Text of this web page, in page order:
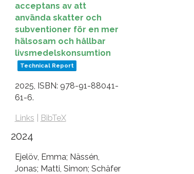
acceptans av att
använda skatter och
subventioner för en mer
hälsosam och hållbar
livsmedelskonsumtion
Technical Report
2025 ISBN: 978-91-88041-
61-6.
Links BibTeX
2024
Ejelöv, Emma; Nässén,
Jonas; Matti, Simon; Schäfer